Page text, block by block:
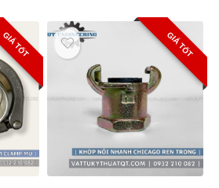
GIÁ TỐT GIÁ TỐT